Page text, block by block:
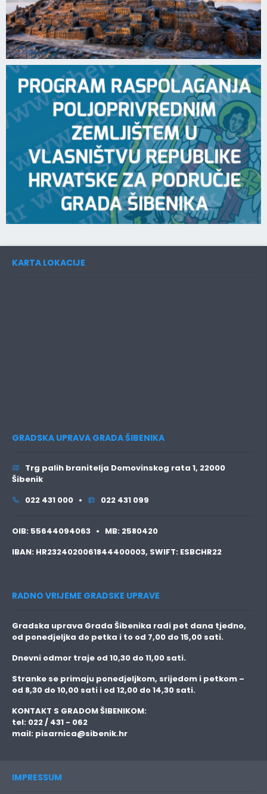
KARTA LOKACIJE
GRADSKA UPRAVA GRADA ŠIBENIKA
Trg palih branitelja Domovinskog rata 1, 22000
Šibenik
022 431 000 •
022 431 099
OIB: 55644094063 • MB: 2580420
IBAN: HR2324020061844400003, SWIFT: ESBCHR22
RADNO VRIJEME GRADSKE UPRAVE
Gradska uprava Grada Šibenika radi pet dana tjedno,
od ponedjeljka do petka i to od 7,00 do 15,00 sati.
Dnevni odmor traje od 10,30 do 11,00 sati.
Stranke se primaju ponedjeljkom, srijedom i petkom –
od 8,30 do 10,00 sati i od 12,00 do 14,30 sati.
KONTAKT S GRADOM ŠIBENIKOM:
tel: 022 / 431 - 062
mail: pisarnica@sibenik.hr
IMPRESSUM